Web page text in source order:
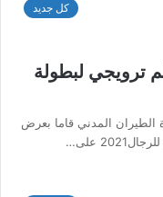
كل جديد
ترويجي لبطولة
الطيران المدني قاما بعرض
على…